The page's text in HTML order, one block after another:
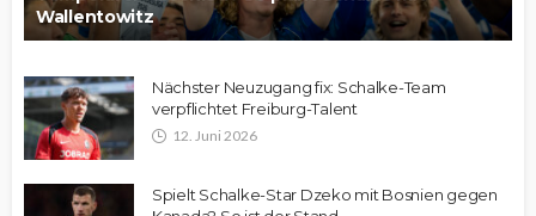
Wallentowitz
Nächster Neuzugang fix: Schalke-Team
verpflichtet Freiburg-Talent
12. Juni 2026
Spielt Schalke-Star Dzeko mit Bosnien gegen